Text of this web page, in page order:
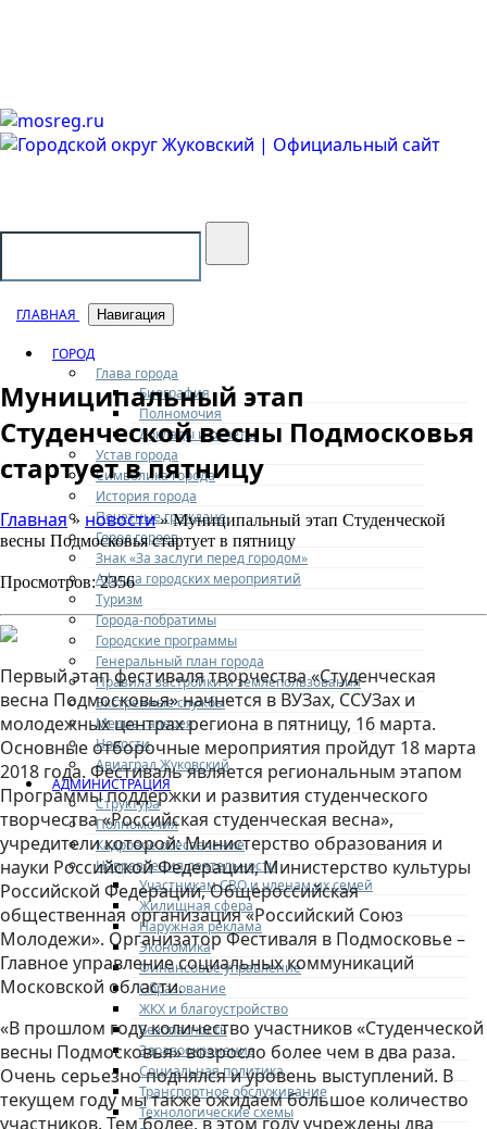
ГЛАВНАЯ Навигация
ГОРОД
Глава города
Биография
Полномочия
Доклады и отчеты
Устав города
Символика города
История города
Почетные граждане
Город героев
Знак «За заслуги перед городом»
Афиша городских мероприятий
Туризм
Города-побратимы
Городские программы
Генеральный план города
Правила застройки и землепользования
Экстренные службы
Медиа галерея
Новости
Авиаград Жуковский
АДМИНИСТРАЦИЯ
Структура
Полномочия
Кадровое обеспечение
Направления деятельности
Участникам СВО и членам их семей
Жилищная сфера
Наружная реклама
Экономика
Финансовое управление
Образование
ЖКХ и благоустройство
Безопасность
Здравоохранение
Социальная политика
Транспортное обслуживание
Технологические схемы
Муниципальный этап
Студенческой весны Подмосковья
стартует в пятницу
Главная» новости» Муниципальный этап Студенческой
весны Подмосковья стартует в пятницу
Просмотров: 2356
Первый этап фестиваля творчества «Студенческая
весна Подмосковья» начнется в ВУЗах, ССУЗах и
молодежных центрах региона в пятницу, 16 марта.
Основные отборочные мероприятия пройдут 18 марта
2018 года. Фестиваль является региональным этапом
Программы поддержки и развития студенческого
творчества «Российская студенческая весна»,
учредители которой: Министерство образования и
науки Российской Федерации, Министерство культуры
Российской Федерации, Общероссийская
общественная организация «Российский Союз
Молодежи». Организатор Фестиваля в Подмосковье –
Главное управление социальных коммуникаций
Московской области.
«В прошлом году количество участников «Студенческой
весны Подмосковья» возросло более чем в два раза.
Очень серьезно поднялся и уровень выступлений. В
текущем году мы также ожидаем большое количество
участников. Тем более, в этом году учреждены два